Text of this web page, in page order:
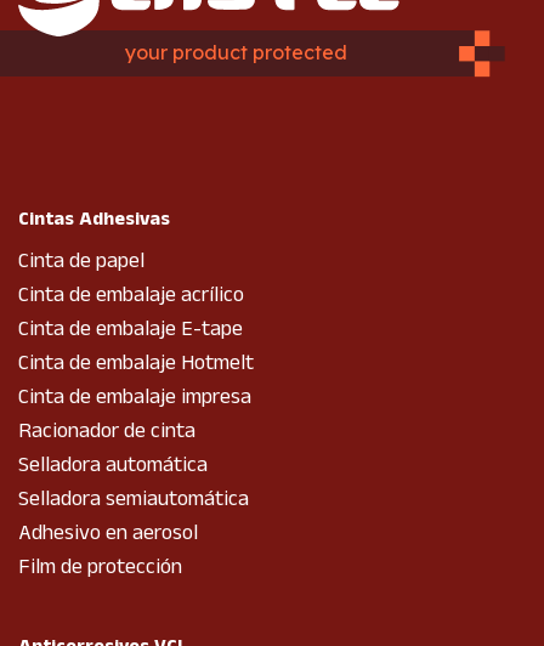
your product protected
Cintas Adhesivas
Cinta de papel
Cinta de embalaje acrílico
Cinta de embalaje E-tape
Cinta de embalaje Hotmelt
Cinta de embalaje impresa
Racionador de cinta
Selladora automática
Selladora semiautomática
Adhesivo en aerosol
Film de protección